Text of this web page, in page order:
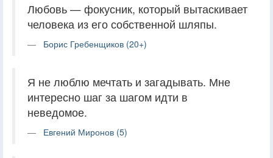
Любовь — фокусник, который вытаскивает
человека из его собственной шляпы.
Борис Гребенщиков (20+)
Я не люблю мечтать и загадывать. Мне
интересно шаг за шагом идти в
неведомое.
Евгений Миронов (5)